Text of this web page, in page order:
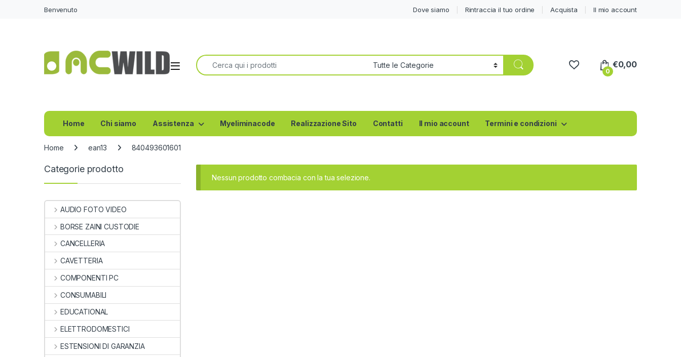
Benvenuto Dove siamo Rintraccia il tuo ordine Acquista Il mio account
Ricerca per:
0
€0,00
Home Chi siamo Assistenza Myeliminacode Realizzazione Sito Contatti Il mio account Termini e condizioni
Home ean13 840493601601
Nessun prodotto combacia con la tua selezione.
Categorie prodotto
AUDIO FOTO VIDEO
BORSE ZAINI CUSTODIE
CANCELLERIA
CAVETTERIA
COMPONENTI PC
CONSUMABILI
EDUCATIONAL
ELETTRODOMESTICI
ESTENSIONI DI GARANZIA